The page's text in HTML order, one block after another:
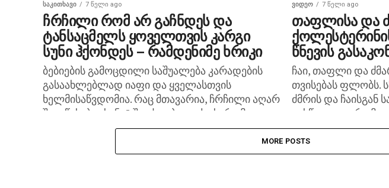
ᲡᲐᲙᲘᲗᲮᲐᲕᲘ 7 წელი ago
ჩრჩილი რომ არ გაჩნდეს და
ტანსაცმელს ყოველთვის კარგი
სუნი ჰქონდეს – რამდენიმე ხრიკი
ბებიების გამოცდილი საშუალება კარადების
გასაახლებლად იაფი და ყველასთვის
ხელმისაწვდომია. რაც მთავარია, ჩრჩილი აღარ
შეგაწუხებთ. სუნი? შეიძლება ითქვას, რომ
მხოლოდ სიჯანსაღის სუნია. ნათესავი
ᲕᲘᲓᲔᲝ 7 წელი ago
თაფლისა და
წნევის
ჩაი, თაფლი და
თვისებას ფლობს.
ძმრის და ჩაისგან
გასწავლით,
მათი
მოგცემთ. თაფლიანი
MORE POSTS